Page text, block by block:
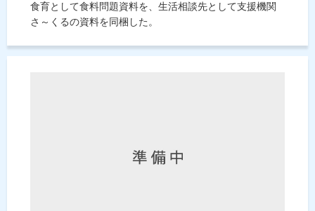
食育として食料問題資料を、生活相談先として支援機関
さ～くるの資料を同梱した。